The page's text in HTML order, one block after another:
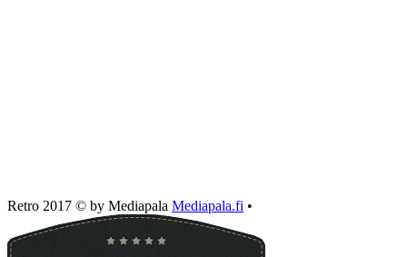
Retro 2017 © by Mediapala Mediapala.fi •